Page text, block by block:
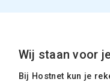
Wij staan voor
Bij Hostnet kun je